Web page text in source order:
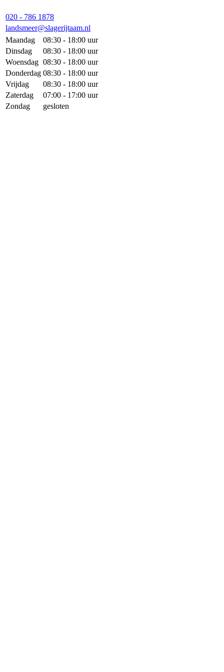
020 - 786 1878
landsmeer@slagerijtaam.nl
Maandag
08:30 - 18:00 uur
Dinsdag
08:30 - 18:00 uur
Woensdag 08:30 - 18:00 uur
Donderdag 08:30 - 18:00 uur
Vrijdag
08:30 - 18:00 uur
Zaterdag
07:00 - 17:00 uur
Zondag
gesloten